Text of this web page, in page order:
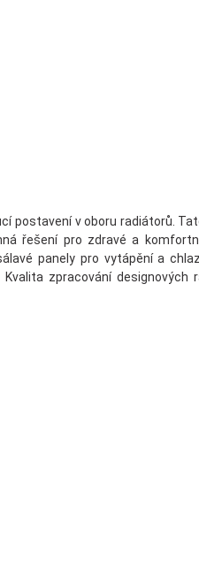
postavení v oboru radiátorů.
řešení pro zdravé a
panely pro vytápění a
Kvalita zpracování designových